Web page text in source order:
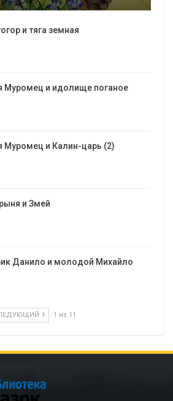
и тяга земная
Муромец и идолище поганое
Муромец и Калин-царь (2)
и Змей
Данило и молодой Михайло
1 из 11